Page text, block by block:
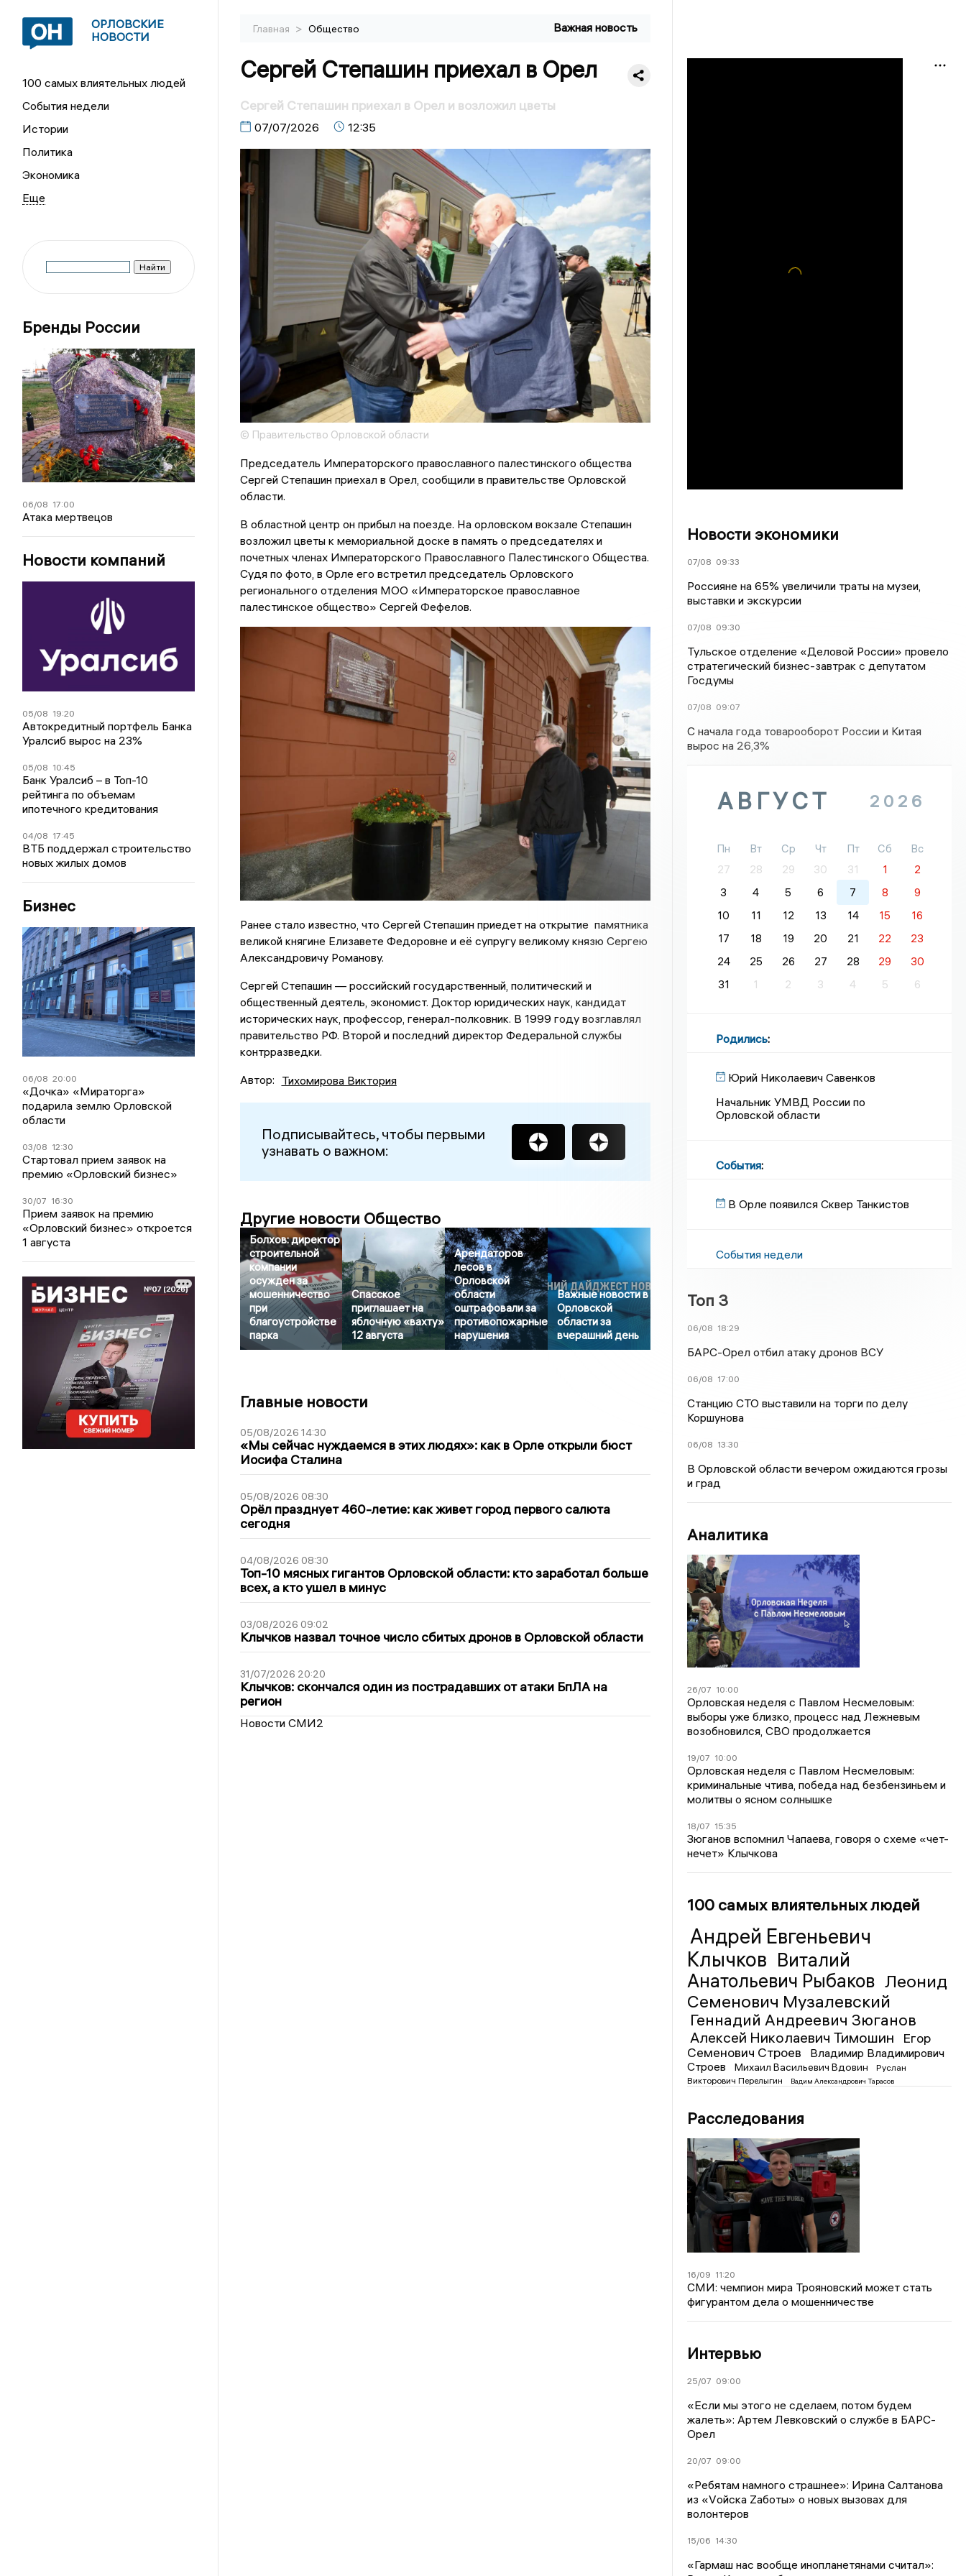
ОРЛОВСКИЕ
НОВОСТИ
100 самых влиятельных людей
События недели
Истории
Политика
Экономика
Бренды России
06/08 17:00
Атака мертвецов
Новости компаний
05/08 19:20
Автокредитный портфель Банка
Уралсиб вырос на 23%
05/08 10:45
Банк Уралсиб – в Топ-10
рейтинга по объемам
ипотечного кредитования
04/08 17:45
ВТБ поддержал строительство
новых жилых домов
Бизнес
06/08 20:00
«Дочка» «Мираторга»
подарила землю Орловской
области
03/08 12:30
Стартовал прием заявок на
премию «Орловский бизнес»
30/07 16:30
Прием заявок на премию
«Орловский бизнес» откроется
1 августа
Главная > Общество Важная новость
Сергей Степашин приехал в Орел
Сергей Степашин приехал в Орел и возложил цветы
07/07/2026 12:35
© Правительство Орловской области
Председатель Императорского православного палестинского общества
Сергей Степашин приехал в Орел, сообщили в правительстве Орловской
области.
В областной центр он прибыл на поезде. На орловском вокзале Степашин
возложил цветы к мемориальной доске в память о председателях и
почетных членах Императорского Православного Палестинского Общества.
Судя по фото, в Орле его встретил председатель Орловского
регионального отделения МОО «Императорское православное
палестинское общество» Сергей Фефелов.
Ранее стало известно, что Сергей Степашин приедет на открытие памятника
великой княгине Елизавете Федоровне и её супругу великому князю Сергею
Александровичу Романову.
Сергей Степашин — российский государственный, политический и
общественный деятель, экономист. Доктор юридических наук, кандидат
исторических наук, профессор, генерал-полковник. В 1999 году возглавлял
правительство РФ. Второй и последний директор Федеральной службы
контрразведки.
Автор: Тихомирова Виктория
Подписывайтесь, чтобы первыми
узнавать о важном:
Другие новости Общество
Болхов: директор
строительной
компании
осужден за
мошенничество
при
благоустройстве
парка
Спасское
приглашает на
яблочную «вахту»
12 августа
Арендаторов
лесов в
Орловской
области
оштрафовали за
противопожарные
нарушения
Важные новости в
Орловской
области за
вчерашний день
Главные новости
05/08/2026 14:30
«Мы сейчас нуждаемся в этих людях»: как в Орле открыли бюст
Иосифа Сталина
05/08/2026 08:30
Орёл празднует 460-летие: как живет город первого салюта
сегодня
04/08/2026 08:30
Топ-10 мясных гигантов Орловской области: кто заработал больше
всех, а кто ушел в минус
03/08/2026 09:02
Клычков назвал точное число сбитых дронов в Орловской области
31/07/2026 20:20
Клычков: скончался один из пострадавших от атаки БпЛА на
регион
Новости СМИ2
Новости экономики
07/08 09:33
Россияне на 65% увеличили траты на музеи,
выставки и экскурсии
07/08 09:30
Тульское отделение «Деловой России» провело
стратегический бизнес-завтрак с депутатом
Госдумы
07/08 09:07
С начала года товарооборот России и Китая
вырос на 26,3%
АВГУСТ 2026
Пн Вт Ср Чт Пт Сб
Вс
27
28 29 30 31 1
2
3
4 5 6 7 8
9
10
11 12 13 14 15
16
17
18 19 20 21 22
23
24
25 26 27 28 29
30
31
1 2 3 4 5 6
Родились:
Юрий Николаевич Савенков
Начальник УМВД России по
Орловской области
События:
В Орле появился Сквер Танкистов
События недели
Топ 3
06/08 18:29
БАРС-Орел отбил атаку дронов ВСУ
06/08 17:00
Станцию СТО выставили на торги по делу
Коршунова
06/08 13:30
В Орловской области вечером ожидаются грозы
и град
Аналитика
26/07 10:00
Орловская неделя с Павлом Несмеловым:
выборы уже близко, процесс над Лежневым
возобновился, СВО продолжается
19/07 10:00
Орловская неделя с Павлом Несмеловым:
криминальные чтива, победа над безбензиньем и
молитвы о ясном солнышке
18/07 15:35
Зюганов вспомнил Чапаева, говоря о схеме «чет-
нечет» Клычкова
100 самых влиятельных людей
Андрей Евгеньевич
Клычков Виталий
Анатольевич Рыбаков Леонид
Семенович Музалевский
Геннадий Андреевич Зюганов
Алексей Николаевич Тимошин
Егор
Семенович Строев
Владимир Владимирович
Строев
Михаил Васильевич Вдовин
Руслан
Викторович Перелыгин
Вадим Александрович Тарасов
Расследования
16/09 11:20
СМИ: чемпион мира Трояновский может стать
фигурантом дела о мошенничестве
Интервью
25/07 09:00
«Если мы этого не сделаем, потом будем
жалеть»: Артем Левковский о службе в БАРС-
Орел
20/07 09:00
«Ребятам намного страшнее»: Ирина Салтанова
из «Vойска Zаботы» о новых вызовах для
волонтеров
15/06 14:30
«Гармаш нас вообще инопланетянами считал»: